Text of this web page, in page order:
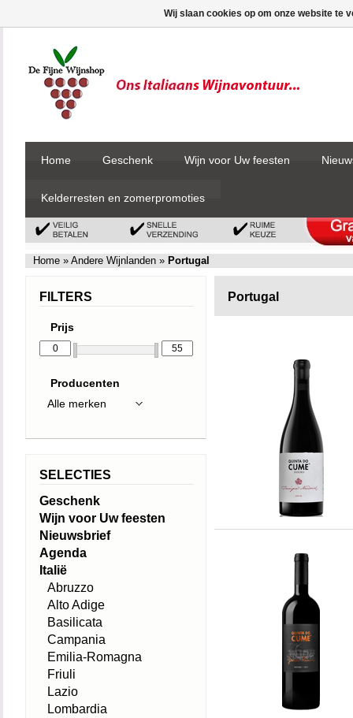
Home Geschenk Wijn voor Uw feesten
Kelderresten en zomerpromoties
Home » Andere Wijnlanden » Portugal
Portugal
FILTERS
Prijs
Producenten
SELECTIES
Geschenk
Wijn voor Uw feesten
Nieuwsbrief
Agenda
Italië
Abruzzo
Alto Adige
Basilicata
Campania
Emilia-Romagna
Friuli
Lazio
Lombardia
Wij slaan cookies op om onze website te